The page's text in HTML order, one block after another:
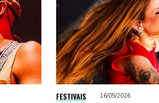
FESTIVAIS 16/05/2026